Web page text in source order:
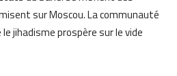
sur Moscou. La communauté
jihadisme prospère sur le vide